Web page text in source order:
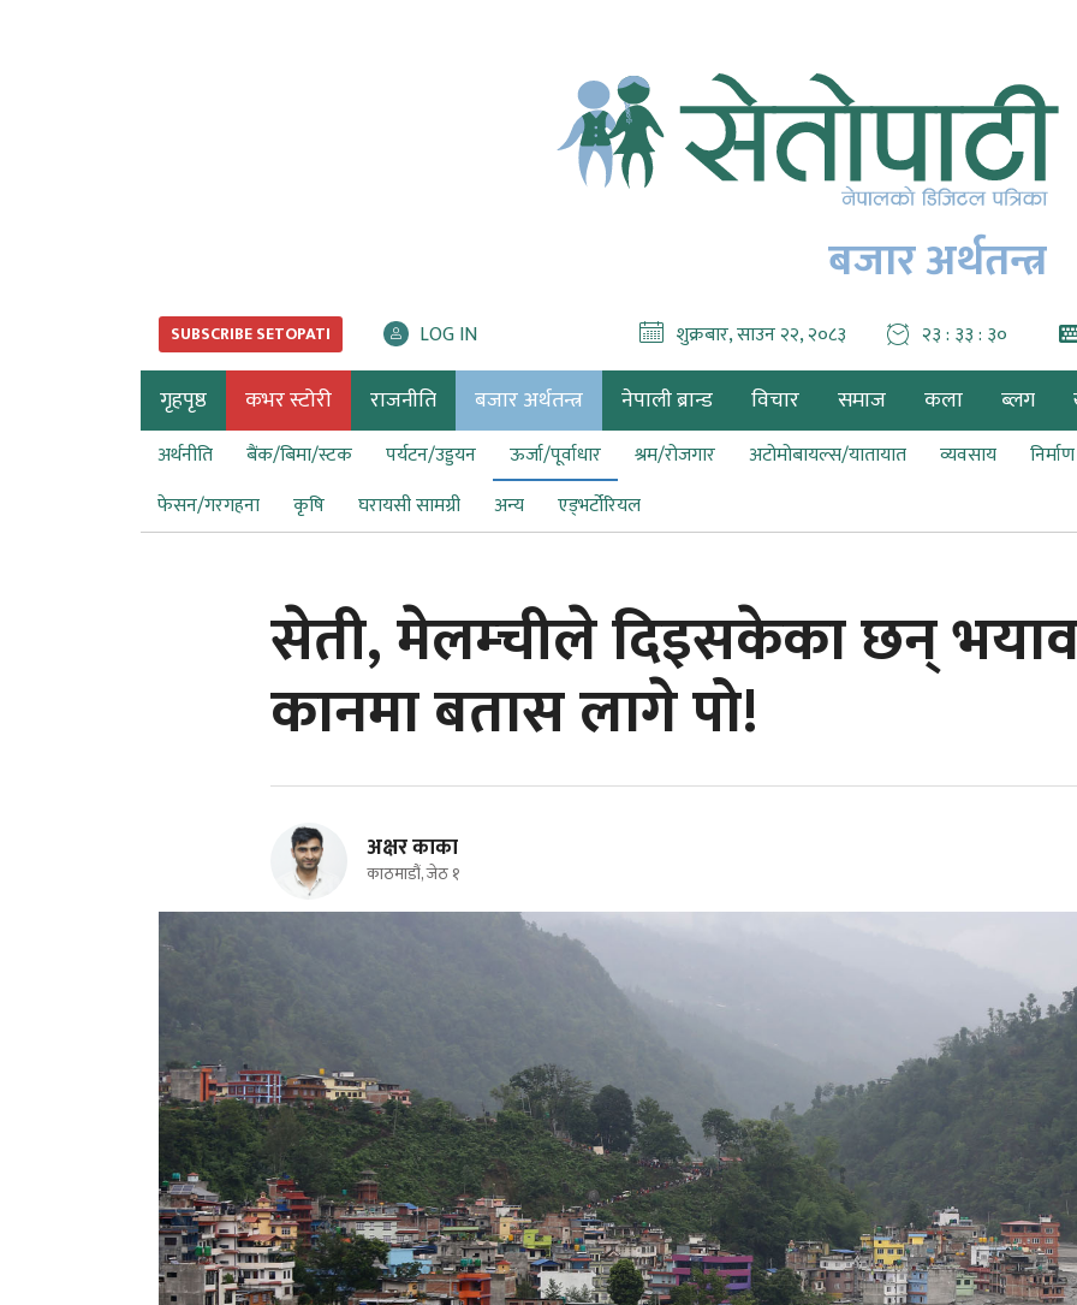
बजार अर्थतन्त्र
SUBSCRIBE SETOPATI LOG IN शुक्रबार, साउन २२, २०८३ २३ : ३३ : ३१
गृहपृष्ठ कभर स्टोरी राजनीति बजार अर्थतन्त्र नेपाली ब्रान्ड विचार समाज कला ब्लग
अर्थनीति बैंक/बिमा/स्टक पर्यटन/उड्डयन ऊर्जा/पूर्वाधार श्रम/रोजगार अटोमोबायल्स/यातायात व्यवसाय
फेसन/गरगहना
कृषि घरायसी सामग्री अन्य एड्भर्टोरियल
सेती, मेलम्चीले दिइसकेका छन्
कानमा बतास लागे पो!
अक्षर काका
काठमाडौं, जेठ १